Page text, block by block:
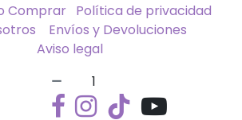
Comprar Política de privacidad
Envíos y Devoluciones
Aviso legal